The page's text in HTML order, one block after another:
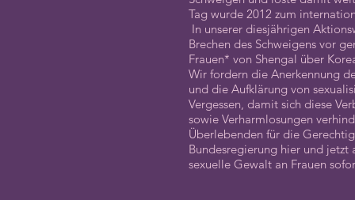
Tag wurde 2012 zum
In unserer diesjährigen
Brechen des Schweigens vor
Frauen* von Shengal über
Wir fordern die Anerkennung
und die Aufklärung von
Vergessen, damit sich diese
sowie Verharmlosungen
Überlebenden für die
Bundesregierung hier und
sexuelle Gewalt an Frauen